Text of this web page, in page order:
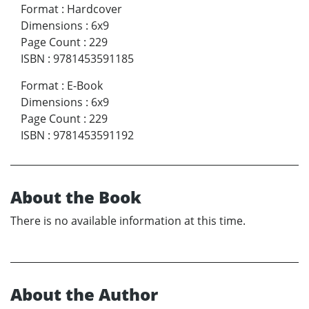
Format : Hardcover
Dimensions : 6x9
Page Count : 229
ISBN : 9781453591185
Format : E-Book
Dimensions : 6x9
Page Count : 229
ISBN : 9781453591192
About the Book
There is no available information at this time.
About the Author